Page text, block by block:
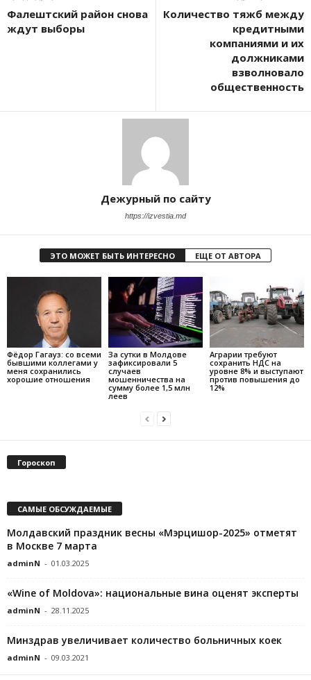
Фалештский район снова
ждут выборы
Количество тяжб между
кредитными
компаниями и их
должниками
взволновало
общественность
Дежурный по сайту
https://izvestia.md
ЭТО МОЖЕТ БЫТЬ ИНТЕРЕСНО ЕЩЕ ОТ АВТОРА
Фёдор Гагауз: со всеми
бывшими коллегами у
меня сохранились
хорошие отношения
За сутки в Молдове
зафиксировали 5
случаев
мошенничества на
сумму более 1,5 млн
леев
Аграрии требуют
сохранить НДС на
уровне 8% и выступают
против повышения до
12%
Гороскоп
САМЫЕ ОБСУЖДАЕМЫЕ
Молдавский праздник весны «Мэрцишор-2025» отметят
в Москве 7 марта
adminN - 01.03.2025
«Wine of Moldova»: национальные вина оценят эксперты
adminN - 28.11.2025
Минздрав увеличивает количество больничных коек
adminN - 09.03.2021